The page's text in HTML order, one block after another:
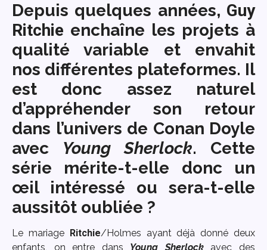
Depuis quelques années, Guy
Ritchie enchaîne les projets à
qualité variable et envahit
nos différentes plateformes. Il
est donc assez naturel
d’appréhender son retour
dans l’univers de Conan Doyle
avec Young Sherlock. Cette
série mérite-t-elle donc un
œil intéressé ou sera-t-elle
aussitôt oubliée ?
Le mariage Ritchie/Holmes ayant déjà donné deux
enfants, on entre dans Young Sherlock avec des